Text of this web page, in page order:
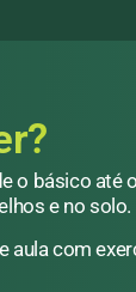
o básico até
e no solo.
aula com